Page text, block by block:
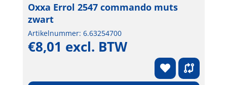
Oxxa Errol 2547 commando muts
zwart
Artikelnummer: 6.63254700
€8,01 excl. BTW